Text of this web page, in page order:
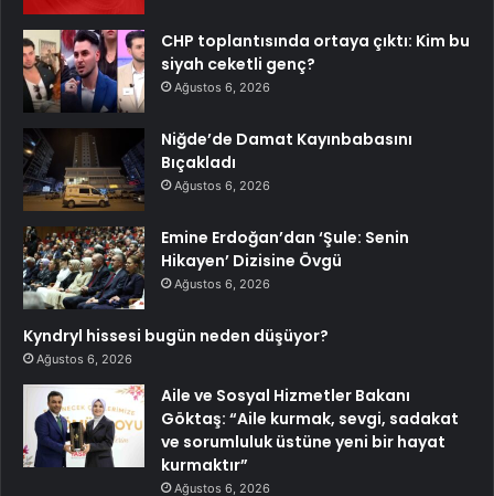
CHP toplantısında ortaya çıktı: Kim bu
siyah ceketli genç?
Ağustos 6, 2026
Niğde’de Damat Kayınbabasını
Bıçakladı
Ağustos 6, 2026
Emine Erdoğan’dan ‘Şule: Senin
Hikayen’ Dizisine Övgü
Ağustos 6, 2026
Kyndryl hissesi bugün neden düşüyor?
Ağustos 6, 2026
Aile ve Sosyal Hizmetler Bakanı
Göktaş: “Aile kurmak, sevgi, sadakat
ve sorumluluk üstüne yeni bir hayat
kurmaktır”
Ağustos 6, 2026